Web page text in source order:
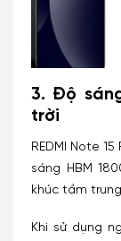
3. Độ
trời
REDMI Note
sáng HBM
khúc tầm
Khi sử dụng